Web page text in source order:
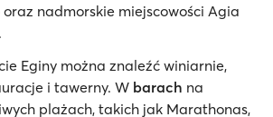
nadmorskie miejscowości Agia
Eginy można znaleźć winiarnie,
i tawerny. W barach na
plażach, takich jak Marathonas,